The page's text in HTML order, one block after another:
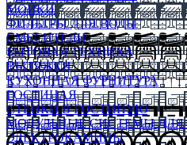
МОЙКИ
ФИЛЬТРЫ ДЛЯ ВОДЫ
СМЕСИТЕЛИ
БЫТОВАЯ ТЕХНИКА
ВЫТЯЖКИ
КУХОННАЯ ФУРНИТУРА
ГОСТИНАЯ
СТЕНКИ В ГОСТИНУЮ
МОДУЛЬНЫЕ СИСТЕМЫ ДЛЯ
ЭЛЕКТРОКАМИНЫ